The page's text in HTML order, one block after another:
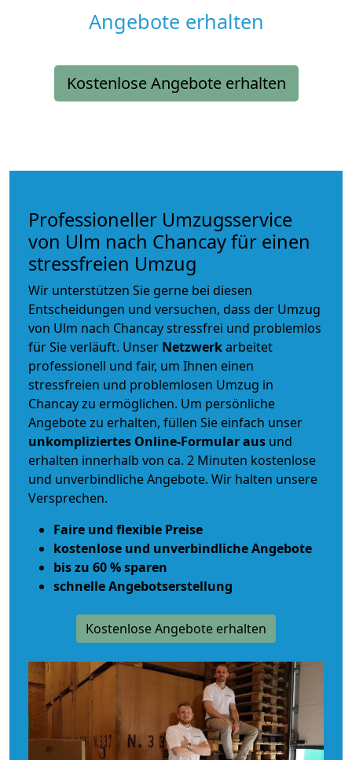
Angebote erhalten
Kostenlose Angebote erhalten
Professioneller Umzugsservice
von Ulm nach Chancay für einen
stressfreien Umzug
Wir unterstützen Sie gerne bei diesen
Entscheidungen und versuchen, dass der Umzug
von Ulm nach Chancay stressfrei und problemlos
für Sie verläuft. Unser Netzwerkarbeitet
professionell und fair, um Ihnen einen
stressfreien und problemlosen Umzug in
Chancay zu ermöglichen. Um persönliche
Angebote zu erhalten, füllen Sie einfach unser
unkompliziertes Online-Formular aus und
erhalten innerhalb von ca. 2 Minuten kostenlose
und unverbindliche Angebote. Wir halten unsere
Versprechen.
Faire und flexible Preise
kostenlose und unverbindliche Angebote
bis zu 60 % sparen
schnelle Angebotserstellung
Kostenlose Angebote erhalten